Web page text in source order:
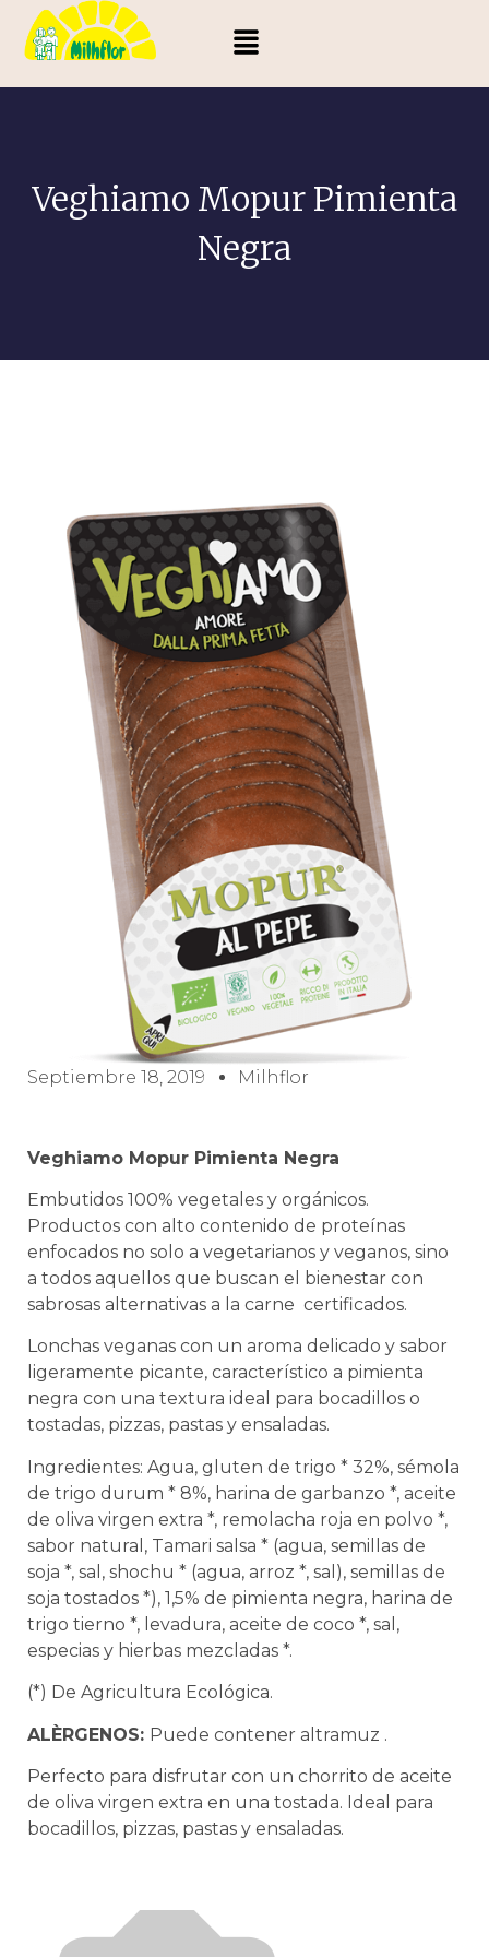
Veghiamo Mopur Pimienta
Negra
Septiembre 18, 2019 Milhflor
Veghiamo Mopur Pimienta Negra
Embutidos 100% vegetales y orgánicos.
Productos con alto contenido de proteínas
enfocados no solo a vegetarianos y veganos, sino
a todos aquellos que buscan el bienestar con
sabrosas alternativas a la carne certificados.
Lonchas veganas con un aroma delicado y sabor
ligeramente picante, característico a pimienta
negra con una textura ideal para bocadillos o
tostadas, pizzas, pastas y ensaladas.
Ingredientes: Agua, gluten de trigo * 32%, sémola
de trigo durum * 8%, harina de garbanzo *, aceite
de oliva virgen extra *, remolacha roja en polvo *,
sabor natural, Tamari salsa * (agua, semillas de
soja *, sal, shochu * (agua, arroz *, sal), semillas de
soja tostados *), 1,5% de pimienta negra, harina de
trigo tierno *, levadura, aceite de coco *, sal,
especias y hierbas mezcladas *.
(*) De Agricultura Ecológica.
ALÈRGENOS: Puede contener altramuz .
Perfecto para disfrutar con un chorrito de aceite
de oliva virgen extra en una tostada. Ideal para
bocadillos, pizzas, pastas y ensaladas.